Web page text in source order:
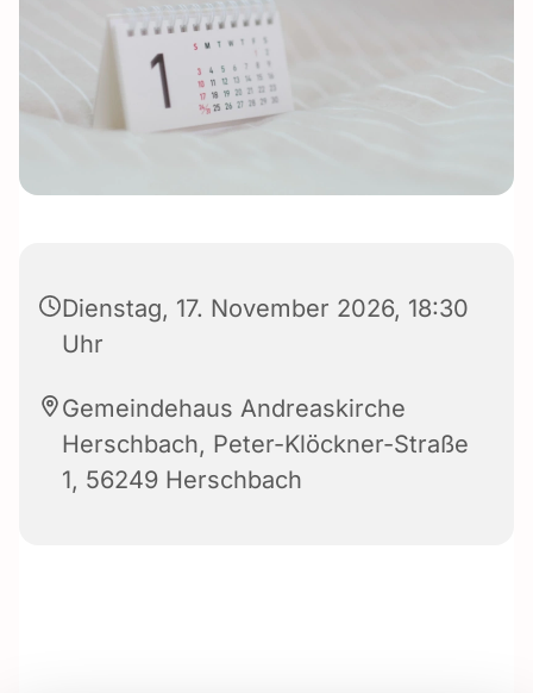
Dienstag, 17. November 2026, 18:30
Uhr
Gemeindehaus Andreaskirche
Herschbach, Peter-Klöckner-Straße
1, 56249 Herschbach